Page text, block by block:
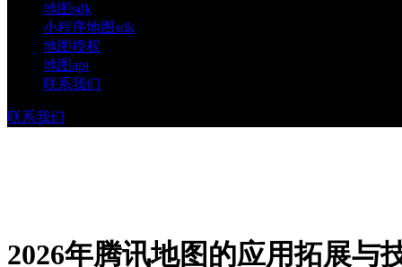
地图sdk
小程序地图sdk
地图授权
地图api
联系我们
联系我们
2026年腾讯地图的应用拓展与